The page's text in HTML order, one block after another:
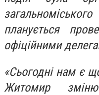
планується
офіційними
«Сьогодні нам є
Житомир